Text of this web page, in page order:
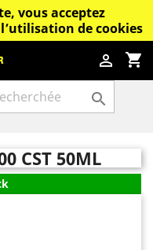
vous acceptez
de cookies
shopping_cart


CST 50ML